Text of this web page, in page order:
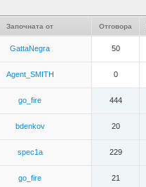
Започната от Отговора
GattaNegra 50
Agent_SMITH 0
go_fire 444
bdenkov 20
spec1a 229
go_fire 21